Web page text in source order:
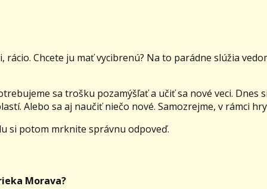
Chcete ju mať vycibrenú? Na to parádne slúžia
sa trošku pozamýšľať a učiť sa nové veci. Dnes
Alebo sa aj naučiť niečo nové. Samozrejme, v rámci
si potom mrknite správnu odpoveď.
Morava?